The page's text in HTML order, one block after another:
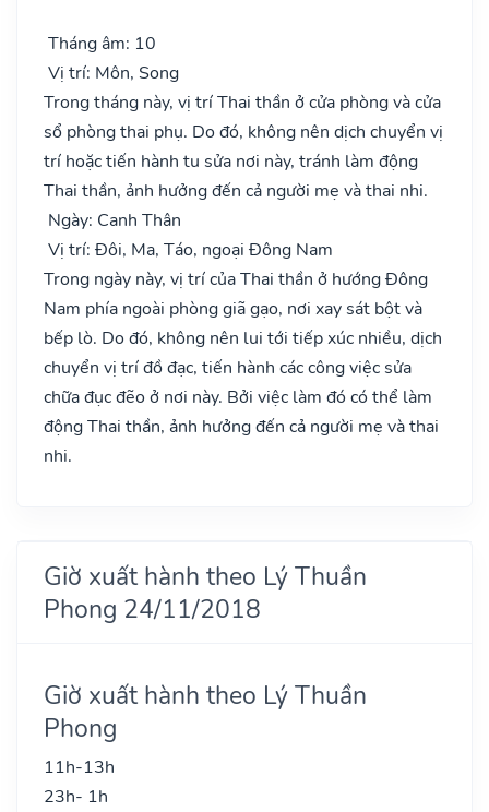
Tháng âm: 10
Vị trí: Môn, Song
Trong tháng này, vị trí Thai thần ở cửa phòng và cửa
sổ phòng thai phụ. Do đó, không nên dịch chuyển vị
trí hoặc tiến hành tu sửa nơi này, tránh làm động
Thai thần, ảnh hưởng đến cả người mẹ và thai nhi.
Ngày: Canh Thân
Vị trí: Đôi, Ma, Táo, ngoại Đông Nam
Trong ngày này, vị trí của Thai thần ở hướng Đông
Nam phía ngoài phòng giã gạo, nơi xay sát bột và
bếp lò. Do đó, không nên lui tới tiếp xúc nhiều, dịch
chuyển vị trí đồ đạc, tiến hành các công việc sửa
chữa đục đẽo ở nơi này. Bởi việc làm đó có thể làm
động Thai thần, ảnh hưởng đến cả người mẹ và thai
nhi.
Giờ xuất hành theo Lý Thuần
Phong 24/11/2018
Giờ xuất hành theo Lý Thuần
Phong
11h-13h
23h- 1h